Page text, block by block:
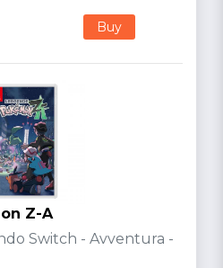
Buy
Z-A
Switch - Avventura -